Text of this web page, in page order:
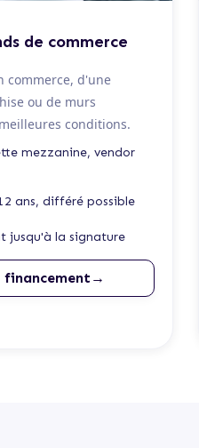
de commerce
commerce, d'une
ou de murs
conditions.
mezzanine, vendor
ans, différé possible
jusqu'à la signature
financement→